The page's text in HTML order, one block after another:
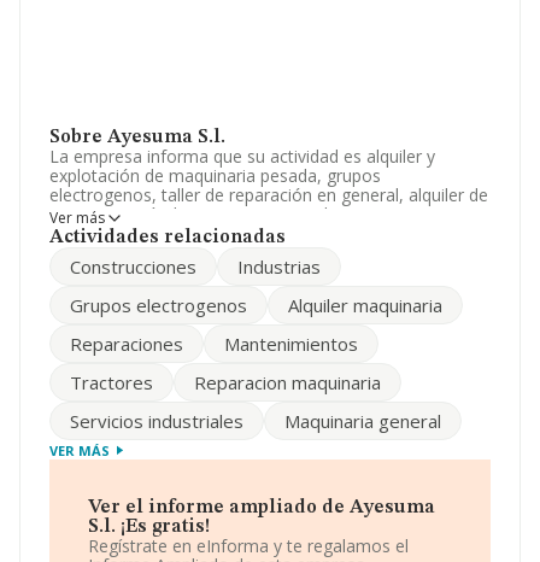
Sobre Ayesuma S.l.
La empresa informa que su actividad es alquiler y
explotación de maquinaria pesada, grupos
electrogenos, taller de reparación en general, alquiler de
tractores agrícolas, compra venta de maquinaria nueva
y usada, venta de repuestos y accesorios de taller. La
Sociedad Limitada. Su actividad CNAE es 'Cultivo de
empresa no tiene actividad en mercados exteriores.
La plantilla se ha mantenido igual y según los datos a
empleados por debajo de la media de sector.
Es posible ponerse en contacto con la empresa a través
del teléfono 922730554.
identificación fiscal B38449856, tiene domicilio fiscal en
Carretera General Tf 66 Guaza A Las Galletas Km 3,
(38632), Guargacho, en Santa Cruz De Tenerife, Islas
Ver más
Actividades relacionadas
Construcciones
Industrias
Grupos electrogenos
Alquiler maquinaria
Reparaciones
Mantenimientos
Tractores
Reparacion maquinaria
Servicios industriales
Maquinaria general
VER MÁS
Ver el informe ampliado de Ayesuma
S.l. ¡Es gratis!
Regístrate en eInforma y te regalamos el